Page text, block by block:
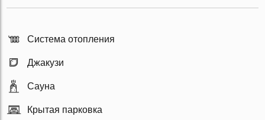
Система отопления
Джакузи
Сауна
Крытая парковка